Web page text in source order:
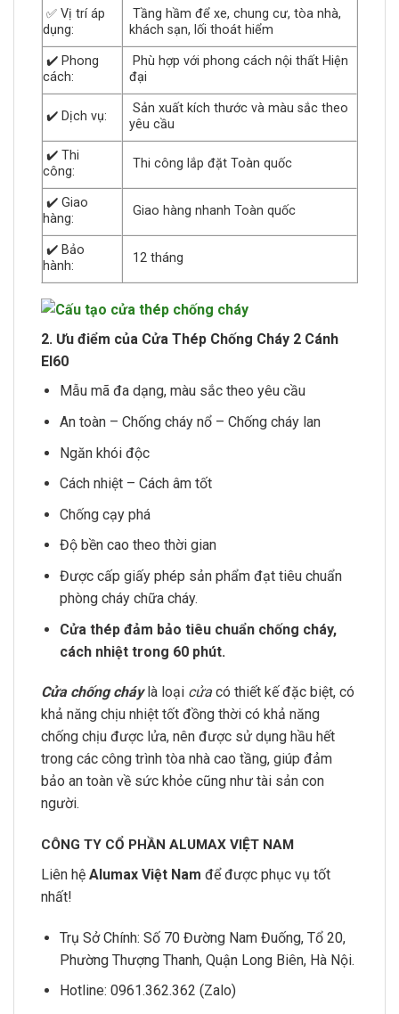
✅ Vị trí áp
dụng:
Tầng hầm để xe, chung cư, tòa nhà,
khách sạn, lối thoát hiểm
✔️ Phong
cách:
Phù hợp với phong cách nội thất Hiện
đại
✔️ Dịch vụ:
Sản xuất kích thước và màu sắc theo
yêu cầu
✔️ Thi
công:
Thi công lắp đặt Toàn quốc
✔️ Giao
hàng:
Giao hàng nhanh Toàn quốc
✔️ Bảo
hành:
12 tháng
2. Ưu điểm của Cửa Thép Chống Cháy 2 Cánh
EI60
Mẫu mã đa dạng, màu sắc theo yêu cầu
An toàn – Chống cháy nổ – Chống cháy lan
Ngăn khói độc
Cách nhiệt – Cách âm tốt
Chống cạy phá
Độ bền cao theo thời gian
Được cấp giấy phép sản phẩm đạt tiêu chuẩn
phòng cháy chữa cháy.
Cửa thép đảm bảo tiêu chuẩn chống cháy,
cách nhiệt trong 60 phút.
Cửa chống cháylà loại cửa có thiết kế đặc biệt, có
khả năng chịu nhiệt tốt đồng thời có khả năng
chống chịu được lửa, nên được sử dụng hầu hết
trong các công trình tòa nhà cao tầng, giúp đảm
bảo an toàn về sức khỏe cũng như tài sản con
người.
CÔNG TY CỔ PHẦN ALUMAX VIỆT NAM
Liên hệ Alumax Việt Nam để được phục vụ tốt
nhất!
Trụ Sở Chính: Số 70 Đường Nam Đuống, Tổ 20,
Phường Thượng Thanh, Quận Long Biên, Hà Nội.
Hotline: 0961.362.362 (Zalo)